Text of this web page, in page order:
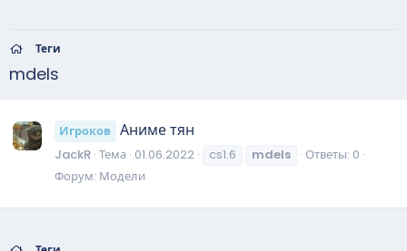
Теги
mdels
Игроков Аниме тян
JackR Тема 01.06.2022 cs1.6 mdels
Ответы: 0
Форум: Модели